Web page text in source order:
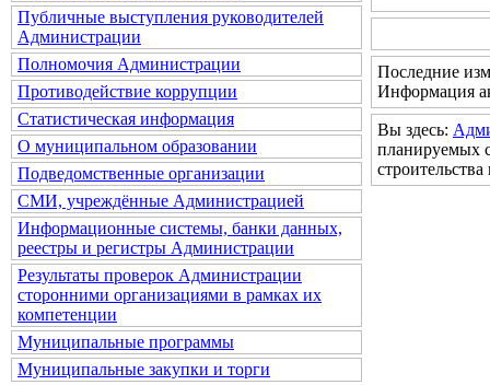
Публичные выступления руководителей
Администрации
Полномочия Администрации
Противодействие коррупции
Статистическая информация
О муниципальном образовании
Подведомственные организации
СМИ, учреждённые Администрацией
Информационные системы, банки данных,
реестры и регистры Администрации
Результаты проверок Администрации
сторонними организациями в рамках их
компетенции
Муниципальные программы
Муниципальные закупки и торги
Последние
Информация
Вы здесь:
планируемых